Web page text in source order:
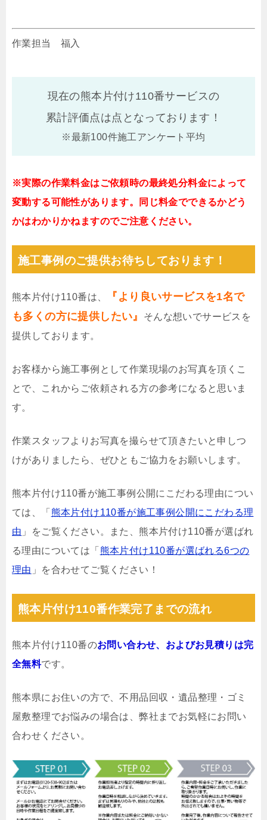
作業担当 福入
現在の熊本片付け110番サービスの
累計評価点は点となっております！
※最新100件施工アンケート平均
※実際の作業料金はご依頼時の最終処分料金によって
変動する可能性があります。同じ料金でできるかどう
かはわかりかねますのでご注意ください。
施工事例のご提供お待ちしております！
熊本片付け110番は、
『より良いサービスを1名で
も多くの方に提供したい』
そんな想いでサービスを
提供しております。
お客様から施工事例として作業現場のお写真を頂くこ
とで、これからご依頼される方の参考になると思いま
す。
作業スタッフよりお写真を撮らせて頂きたいと申しつ
けがありましたら、ぜひともご協力をお願いします。
熊本片付け110番が施工事例公開にこだわる理由につい
ては、「 熊本片付け110番が施工事例公開にこだわる理
由 」をご覧ください。また、熊本片付け110番が選ばれ
る理由については「 熊本片付け110番が選ばれる6つの
理由 」を合わせてご覧ください！
熊本片付け110番作業完了までの流れ
熊本片付け110番のお問い合わせ、およびお見積りは完
全無料です。
熊本県にお住いの方で、不用品回収・遺品整理・ゴミ
屋敷整理でお悩みの場合は、弊社までお気軽にお問い
合わせください。